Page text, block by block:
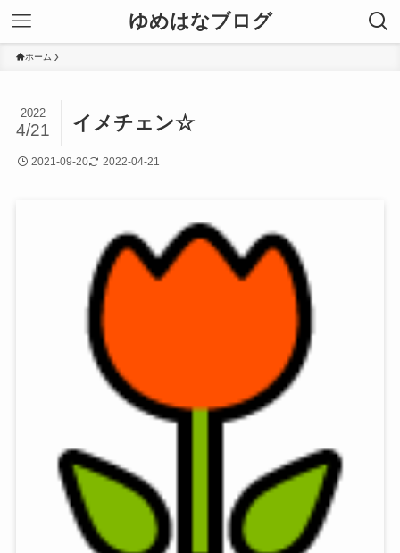
ゆめはなブログ
ホーム
イメチェン☆
2022
4/21
2021-09-20 2022-04-21